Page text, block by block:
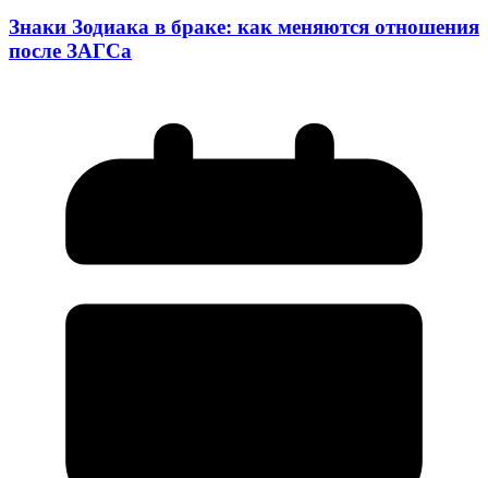
Знаки Зодиака в браке: как меняются отношения
после ЗАГСа